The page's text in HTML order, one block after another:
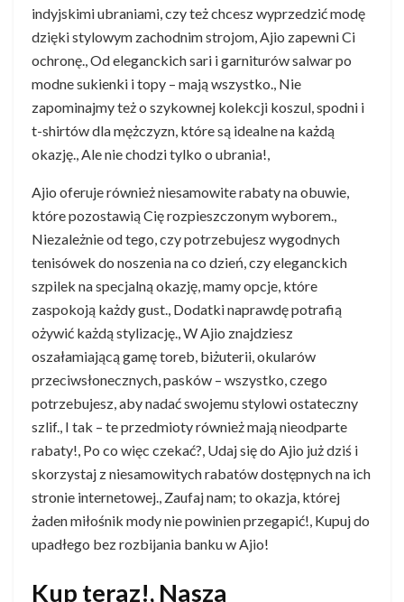
indyjskimi ubraniami, czy też chcesz wyprzedzić modę
dzięki stylowym zachodnim strojom, Ajio zapewni Ci
ochronę., Od eleganckich sari i garniturów salwar po
modne sukienki i topy – mają wszystko., Nie
zapominajmy też o szykownej kolekcji koszul, spodni i
t-shirtów dla mężczyzn, które są idealne na każdą
okazję., Ale nie chodzi tylko o ubrania!,
Ajio oferuje również niesamowite rabaty na obuwie,
które pozostawią Cię rozpieszczonym wyborem.,
Niezależnie od tego, czy potrzebujesz wygodnych
tenisówek do noszenia na co dzień, czy eleganckich
szpilek na specjalną okazję, mamy opcje, które
zaspokoją każdy gust., Dodatki naprawdę potrafią
ożywić każdą stylizację., W Ajio znajdziesz
oszałamiającą gamę toreb, biżuterii, okularów
przeciwsłonecznych, pasków – wszystko, czego
potrzebujesz, aby nadać swojemu stylowi ostateczny
szlif., I tak – te przedmioty również mają nieodparte
rabaty!, Po co więc czekać?, Udaj się do Ajio już dziś i
skorzystaj z niesamowitych rabatów dostępnych na ich
stronie internetowej., Zaufaj nam; to okazja, której
żaden miłośnik mody nie powinien przegapić!, Kupuj do
upadłego bez rozbijania banku w Ajio!
Kup teraz!, Nasza